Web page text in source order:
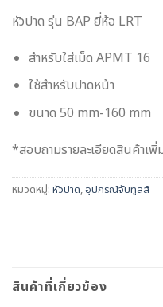
หัวปาด รุ่น BAP ยี่ห้อ LRT
สำหรับใส่เม็ด APMT 16
ใช้สำหรับปาดหน้า
ขนาด 50 mm-160 mm
*สอบถามรายละเอียดสินค้าเ
หมวดหมู่: หัวปาด,อุปกรณ์จับทูลส์
สินค้าที่เกี่ยวข้อง